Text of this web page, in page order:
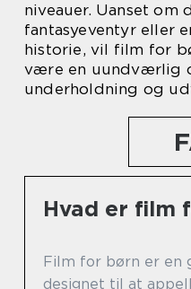
niveauer. Uanset om
fantasyeventyr eller
historie, vil film for
være en uundværlig
underholdning og
Hvad er film
Film for børn er en
designet til at